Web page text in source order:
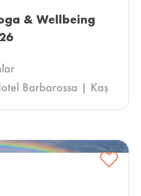
& Wellbeing
Barbarossa | Kaş